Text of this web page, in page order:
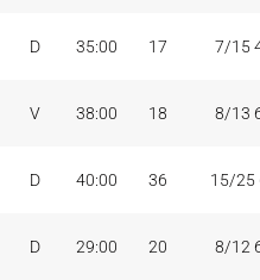
D 35:00 17 7/15
V 38:00 18 8/13
D 40:00 36 15/25
D 29:00 20 8/12